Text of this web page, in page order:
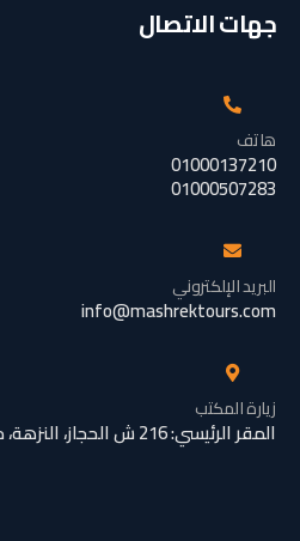
جهات الاتصال
هاتف
01000137210
01000507283
البريد الإلكتروني
info@mashrektours.com
زيارة المكتب
المقر الرئيسي: 216 ش الحجاز، النزهة، مصر الجديدة - القاهرة.